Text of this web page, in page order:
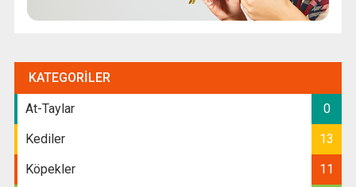
KATEGORILER
At-Taylar
0
Kediler
13
Köpekler
11